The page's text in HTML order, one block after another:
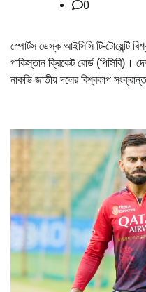
0
স্পোর্টস ডেস্ক আইসিসি টি-টোয়েন্টি
পাকিস্তান ক্রিকেট বোর্ড (পিসিবি)।
নাকভি জাতীয় দলের বিশ্বকাপ